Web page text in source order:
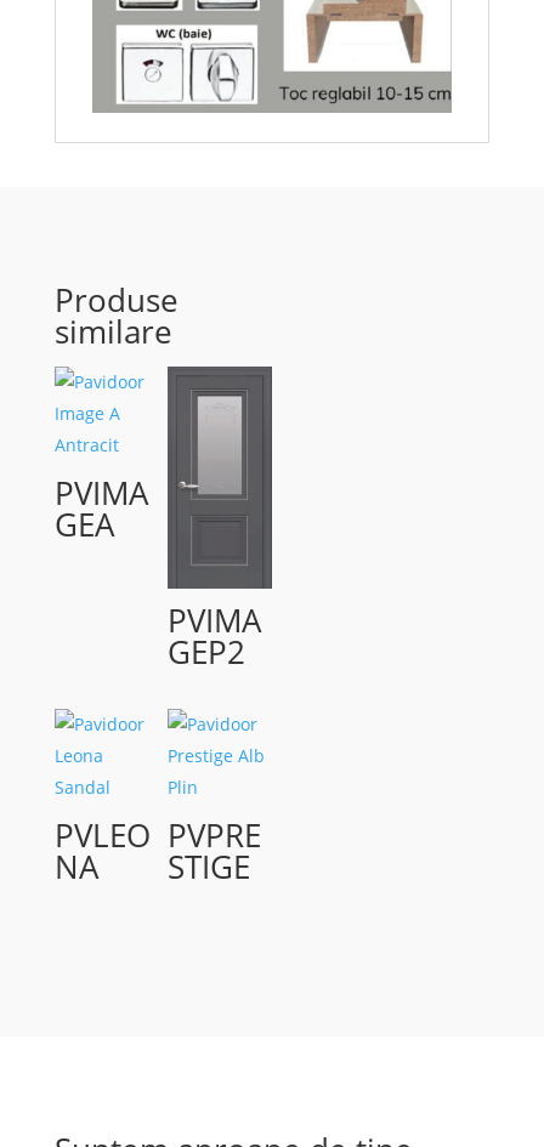
Produse
similare
PVIMA
GEA
PVIMA
GEP2
PVLEO
NA
PVPRE
STIGE